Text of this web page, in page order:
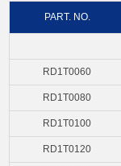
PART. NO.
RD1T0060
RD1T0080
RD1T0100
RD1T0120